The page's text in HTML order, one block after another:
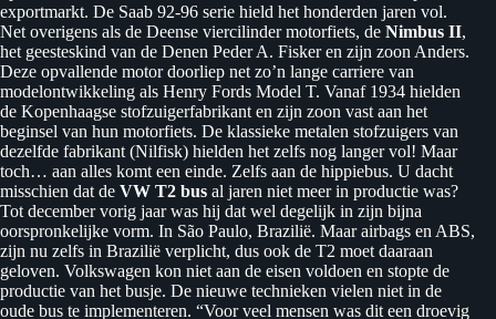
exportmarkt. De Saab 92-96 serie hield het honderden jaren vol.
Net overigens als de Deense viercilinder motorfiets, de Nimbus II,
het geesteskind van de Denen Peder A. Fisker en zijn zoon Anders.
Deze opvallende motor doorliep net zo’n lange carriere van
modelontwikkeling als Henry Fords Model T. Vanaf 1934 hielden
de Kopenhaagse stofzuigerfabrikant en zijn zoon vast aan het
beginsel van hun motorfiets. De klassieke metalen stofzuigers van
dezelfde fabrikant (Nilfisk) hielden het zelfs nog langer vol! Maar
toch… aan alles komt een einde. Zelfs aan de hippiebus. U dacht
misschien dat de VW T2 bus al jaren niet meer in productie was?
Tot december vorig jaar was hij dat wel degelijk in zijn bijna
oorspronkelijke vorm. In São Paulo, Brazilië. Maar airbags en ABS,
zijn nu zelfs in Brazilië verplicht, dus ook de T2 moet daaraan
geloven. Volkswagen kon niet aan de eisen voldoen en stopte de
productie van het busje. De nieuwe technieken vielen niet in de
oude bus te implementeren. “Voor veel mensen was dit een droevig